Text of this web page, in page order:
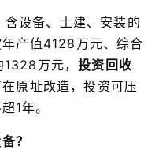
设备、土建、安装的
产值4128万元、综合
1328万元，投资回收
原址改造，投资可压
1年。
？